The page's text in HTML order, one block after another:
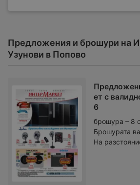
Предложения и брошури на
Узунови в Попово
ет с
6
брошура – 8
Брошурата
На